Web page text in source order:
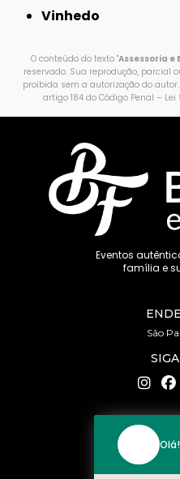
Vinhedo
O conteúdo do texto "Assessoria e
reservado. Sua reprodução, parcial
proibida sem a autorização do
artigo 184 do Código Penal – Lei
Eventos
família e
São
(11)